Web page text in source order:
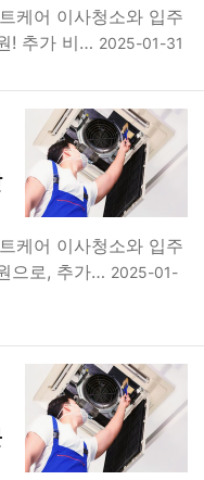
케어 이사청소와 입주
! 추가 비… 2025-01-31
케어 이사청소와 입주
으로, 추가… 2025-01-